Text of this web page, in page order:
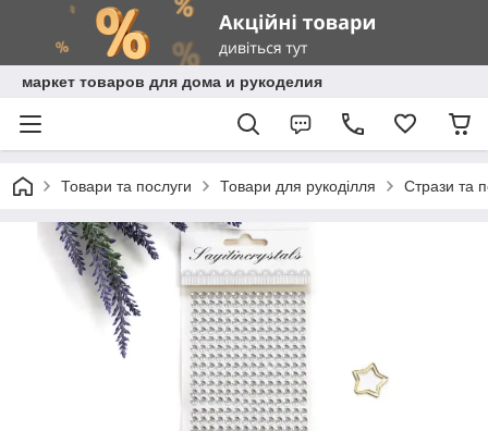
маркет товаров для дома и рукоделия
Товари та послуги Товари для рукоділля Стрази та